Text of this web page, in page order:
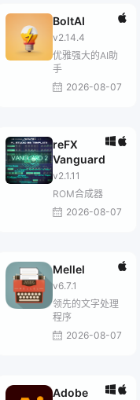
BoltAI
v2.14.4
优雅强大的AI助
手
2026-08-07
reFX
Vanguard
v2.1.11
ROM合成器
2026-08-07
Mellel
v6.7.1
领先的文字处理
程序
2026-08-07
Adobe